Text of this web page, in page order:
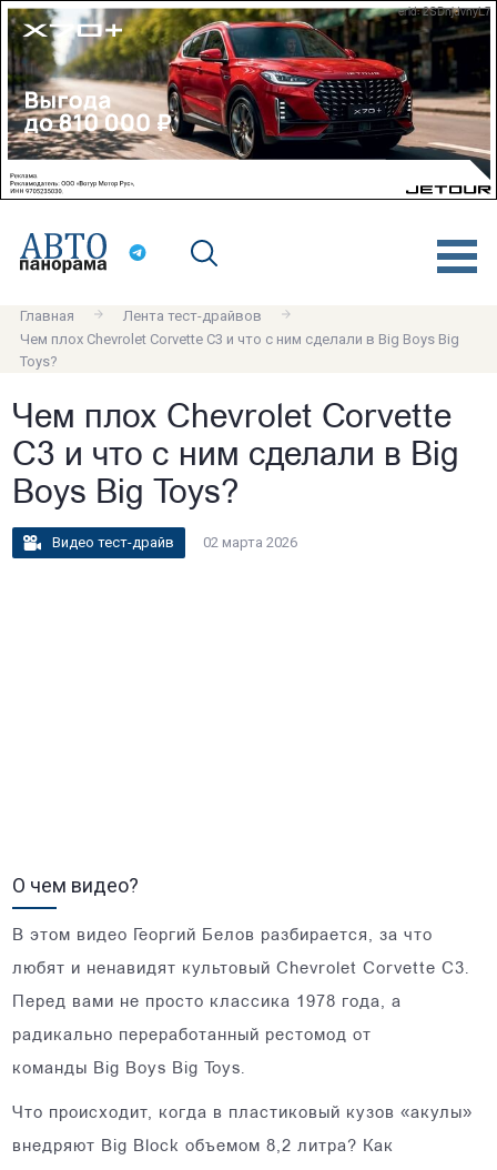
erid: 2SDnjdvnyL7
Главная
Лента тест-драйвов
Чем плох Chevrolet Corvette C3 и что с ним сделали в Big Boys Big
Toys?
Чем плох Chevrolet Corvette
C3 и что с ним сделали в Big
Boys Big Toys?
Видео тест-драйв 02 марта 2026
О чем видео?
В этом видео Георгий Белов разбирается, за что
любят и ненавидят культовый Chevrolet Corvette C3.
Перед вами не просто классика 1978 года, а
радикально переработанный рестомод от
команды Big Boys Big Toys.
Что происходит, когда в пластиковый кузов «акулы»
внедряют Big Block объемом 8,2 литра? Как